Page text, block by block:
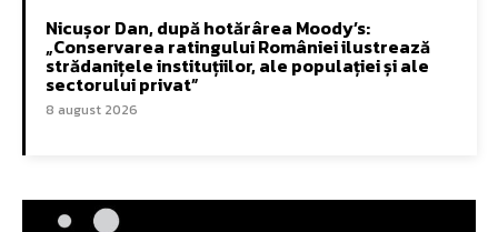
Nicușor Dan, după hotărârea Moody’s:
„Conservarea ratingului României ilustrează
strădanițele instituțiilor, ale populației și ale
sectorului privat”
8 august 2026